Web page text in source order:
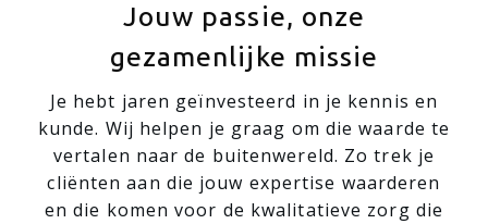
Jouw passie, onze
gezamenlijke missie
Je hebt jaren geïnvesteerd in je kennis en
kunde. Wij helpen je graag om die waarde te
vertalen naar de buitenwereld. Zo trek je
cliënten aan die jouw expertise waarderen
en die komen voor de kwalitatieve zorg die